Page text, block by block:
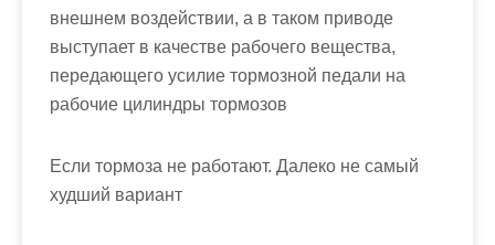
внешнем воздействии, а в таком приводе
выступает в качестве рабочего вещества,
передающего усилие тормозной педали на
рабочие цилиндры тормозов
Если тормоза не работают. Далеко не самый
худший вариант